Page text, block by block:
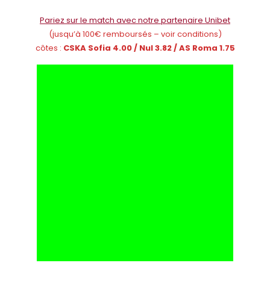
Pariez sur le match avec notre partenaire Unibet
(jusqu’à 100€ remboursés – voir conditions)
côtes : CSKA Sofia 4.00 / Nul 3.82 /AS Roma 1.75